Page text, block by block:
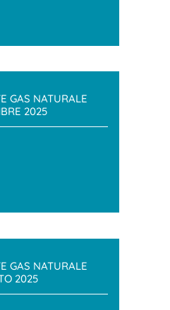
GAS NATURALE
2025
GAS NATURALE
2025